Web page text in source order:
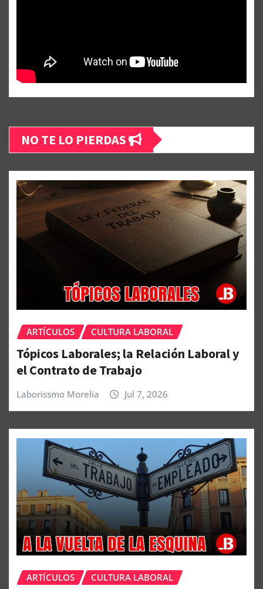
NO TE LO PIERDAS
ARTÍCULOS CULTURA LABORAL
Tópicos Laborales; la Relación Laboral y
el Contrato de Trabajo
Laborissmo Morelia Jul 7, 2026
ARTÍCULOS CULTURA LABORAL